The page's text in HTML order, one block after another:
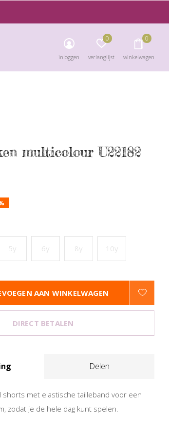
inloggen verlanglijst
0
winkelwagen
0
multicolour U22182
5y 6y 8y 10y
AAN WINKELWAGEN
DIRECT BETALEN
Delen
shorts met elastische tailleband voor een
zodat je de hele dag kunt spelen.